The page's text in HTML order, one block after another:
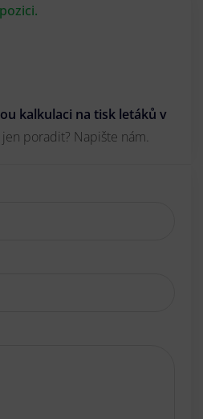
kalkulaci na tisk letáků v
poradit? Napište nám.